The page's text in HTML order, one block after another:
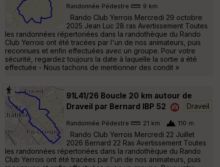
Randonnée Pédestre 9 km
Rando Club Yerrois Mercredi 29 octobre
2025 Jean Luc 28 ras Avertissement Toutes
les randonnées répertoriées dans la randothèque du Rando
Club Yerrois ont été tracées par l'un de nos animateurs, puis
reconnues et enfin effectuées avec un groupe. Pour votre
sécurité, regardez toujours la date à laquelle la sortie a été
effectuée - Nous tachons de mentionner des condit »
91L41/26 Boucle 20 km autour de
Draveil par Bernard IBP 52
Draveil
Randonnée Pédestre 21 km 110 m
Rando Club Yerrois Mercredi 22 Juillet
2026 Bernard 22 Ras Avertissement Toutes
les randonnées répertoriées dans la randothèque du Rando
Club Yerrois ont été tracées par l'un de nos animateurs, puis